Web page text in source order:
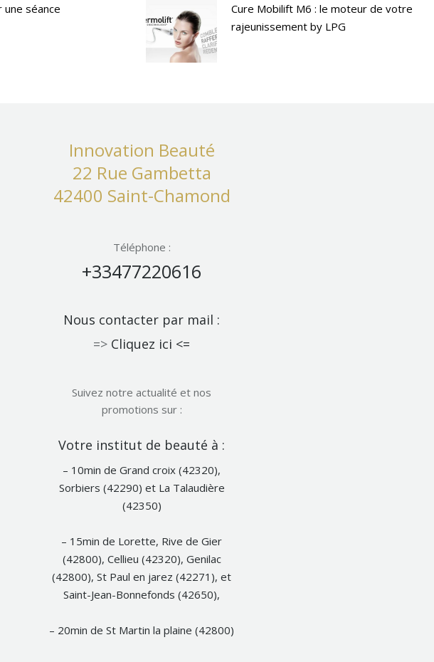
une séance
Cure Mobilift M6 : le moteur de votre
rajeunissement by LPG
Innovation Beauté
22 Rue Gambetta
42400 Saint-Chamond
Téléphone :
+33477220616
Nous contacter par mail :
=> Cliquez ici <=
Suivez notre actualité et nos
promotions sur :
Notre
Facebook
Votre institut de beauté à :
– 10min de Grand croix (42320),
Sorbiers (42290) et La Talaudière
(42350)
– 15min de Lorette, Rive de Gier
(42800), Cellieu (42320), Genilac
(42800), St Paul en jarez (42271), et
Saint-Jean-Bonnefonds (42650),
– 20min de St Martin la plaine (42800)